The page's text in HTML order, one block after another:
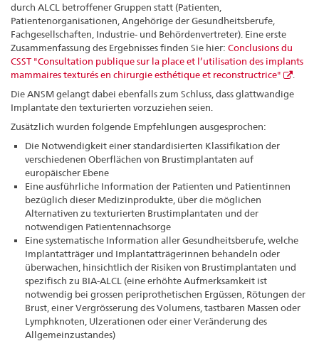
durch ALCL betroffener Gruppen statt (Patienten,
Patientenorganisationen, Angehörige der Gesundheitsberufe,
Fachgesellschaften, Industrie- und Behördenvertreter). Eine erste
Zusammenfassung des Ergebnisses finden Sie hier: Conclusions du
CSST "Consultation publique sur la place et l’utilisation des implants
mammaires texturés en chirurgie esthétique et reconstructrice"
Die ANSM gelangt dabei ebenfalls zum Schluss, dass glattwandige
Implantate den texturierten vorzuziehen seien.
Zusätzlich wurden folgende Empfehlungen ausgesprochen:
Die Notwendigkeit einer standardisierten Klassifikation der
verschiedenen Oberflächen von Brustimplantaten auf
europäischer Ebene
Eine ausführliche Information der Patienten und Patientinnen
bezüglich dieser Medizinprodukte, über die möglichen
Alternativen zu texturierten Brustimplantaten und der
notwendigen Patientennachsorge
Eine systematische Information aller Gesundheitsberufe, welche
Implantatträger und Implantatträgerinnen behandeln oder
überwachen, hinsichtlich der Risiken von Brustimplantaten und
spezifisch zu BIA-ALCL (eine erhöhte Aufmerksamkeit ist
notwendig bei grossen periprothetischen Ergüssen, Rötungen der
Brust, einer Vergrösserung des Volumens, tastbaren Massen oder
Lymphknoten, Ulzerationen oder einer Veränderung des
Allgemeinzustandes)